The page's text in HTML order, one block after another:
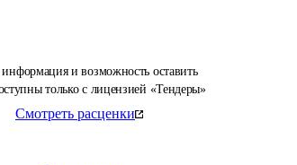
и возможность оставить
только с лицензией «Тендеры»
Смотреть расценки